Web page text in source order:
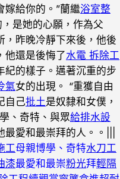
嫁給你的。”蘭繼浴室整
是她的心願，作為父
，昨晚冷靜下來後，他後
他還是後悔了水電 拆除工
紀的樣子。邁著沉重的步
氣女的出現。 “重獲自由
自己批土是奴隸和女僕，
、奇特、與眾給排水設
最愛和最崇拜的人。。|||
工母親博學、奇特水刀工
漆最愛和最崇粉光拜輕隔